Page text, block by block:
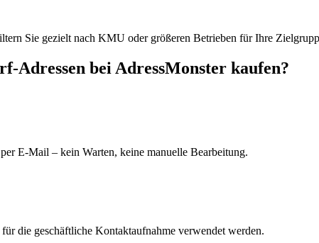
Sie gezielt nach KMU oder größeren Betrieben für Ihre
-Adressen bei AdressMonster kaufen?
E-Mail – kein Warten, keine manuelle Bearbeitung.
die geschäftliche Kontaktaufnahme verwendet werden.